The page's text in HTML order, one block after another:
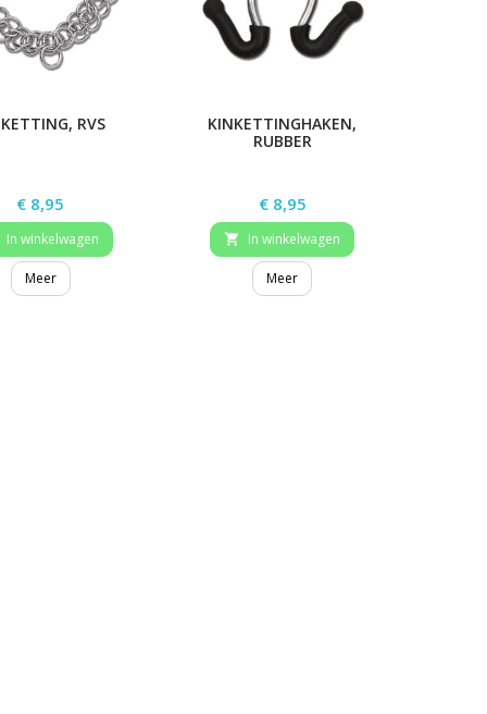
RVS
Prijs
€ 8,95
In winkelwagen
Meer
KINKETTINGHAKEN,
RUBBER
Prijs
€ 8,95
 In winkelwagen
Meer